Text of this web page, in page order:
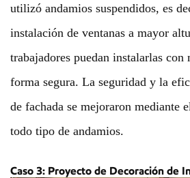
utilizó andamios suspendidos, es
instalación de ventanas a mayor
trabajadores puedan instalarlas
forma segura. La seguridad y la
de fachada se mejoraron mediante
todo tipo de andamios.
Caso 3: Proyecto de Decoración de